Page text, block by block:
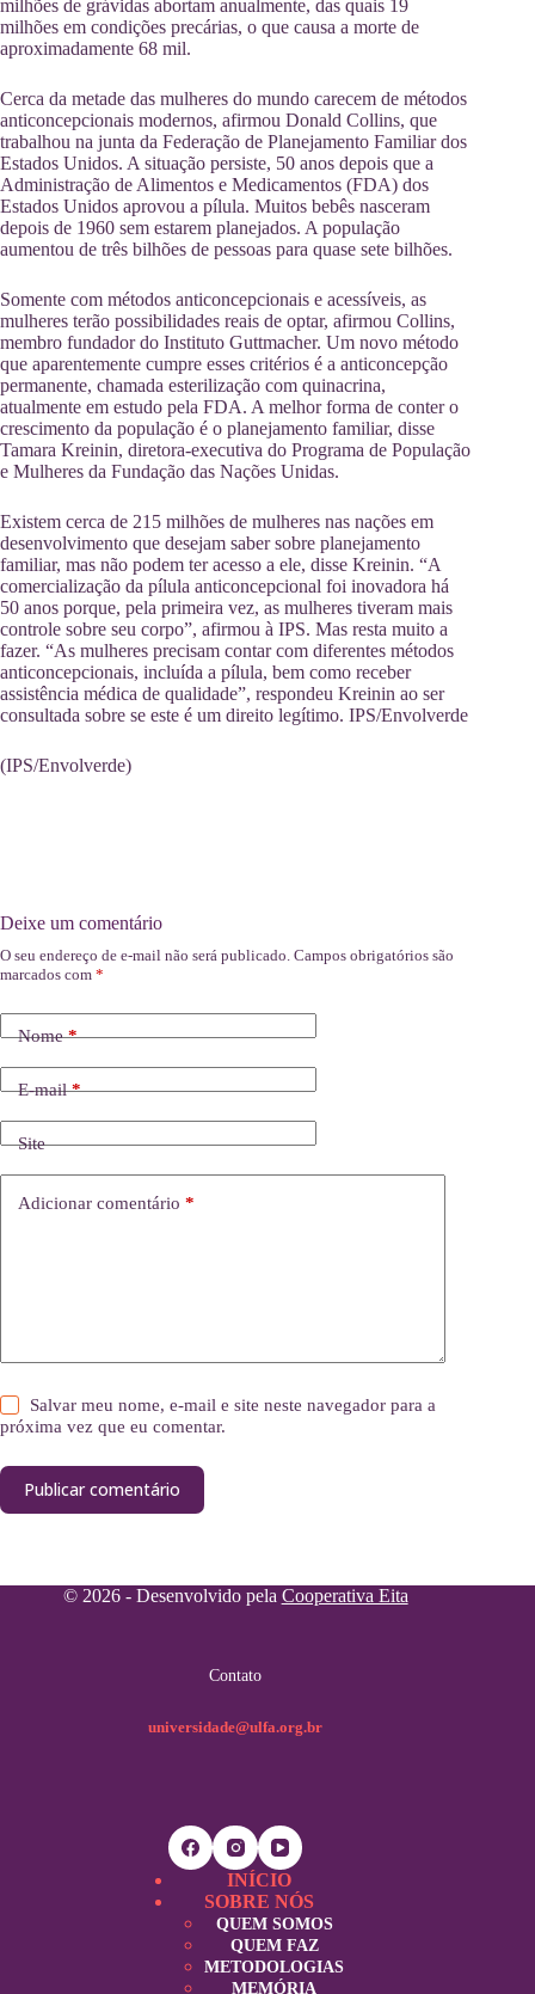
milhões de grávidas abortam anualmente, das quais 19
milhões em condições precárias, o que causa a morte de
aproximadamente 68 mil.
Cerca da metade das mulheres do mundo carecem de métodos
anticoncepcionais modernos, afirmou Donald Collins, que
trabalhou na junta da Federação de Planejamento Familiar dos
Estados Unidos. A situação persiste, 50 anos depois que a
Administração de Alimentos e Medicamentos (FDA) dos
Estados Unidos aprovou a pílula. Muitos bebês nasceram
depois de 1960 sem estarem planejados. A população
aumentou de três bilhões de pessoas para quase sete bilhões.
Somente com métodos anticoncepcionais e acessíveis, as
mulheres terão possibilidades reais de optar, afirmou Collins,
membro fundador do Instituto Guttmacher. Um novo método
que aparentemente cumpre esses critérios é a anticoncepção
permanente, chamada esterilização com quinacrina,
atualmente em estudo pela FDA. A melhor forma de conter o
crescimento da população é o planejamento familiar, disse
Tamara Kreinin, diretora-executiva do Programa de População
e Mulheres da Fundação das Nações Unidas.
Existem cerca de 215 milhões de mulheres nas nações em
desenvolvimento que desejam saber sobre planejamento
familiar, mas não podem ter acesso a ele, disse Kreinin. “A
comercialização da pílula anticoncepcional foi inovadora há
50 anos porque, pela primeira vez, as mulheres tiveram mais
controle sobre seu corpo”, afirmou à IPS. Mas resta muito a
fazer. “As mulheres precisam contar com diferentes métodos
anticoncepcionais, incluída a pílula, bem como receber
assistência médica de qualidade”, respondeu Kreinin ao ser
consultada sobre se este é um direito legítimo. IPS/Envolverde
(IPS/Envolverde)
Deixe um comentário
O seu endereço de e-mail não será publicado. Campos obrigatórios são
marcados com *
Nome*
E-mail*
Site
Adicionar comentário *
Salvar meu nome, e-mail e site neste navegador para a
próxima vez que eu comentar.
Publicar comentário
© 2026 - Desenvolvido pela Cooperativa Eita
Contato
universidade@ulfa.org.br
INÍCIO
SOBRE NÓS
QUEM SOMOS
QUEM FAZ
METODOLOGIAS
MEMÓRIA